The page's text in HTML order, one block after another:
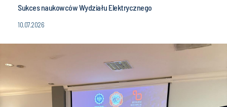
Sukces naukowców Wydziału Elektrycznego
10.07.2026